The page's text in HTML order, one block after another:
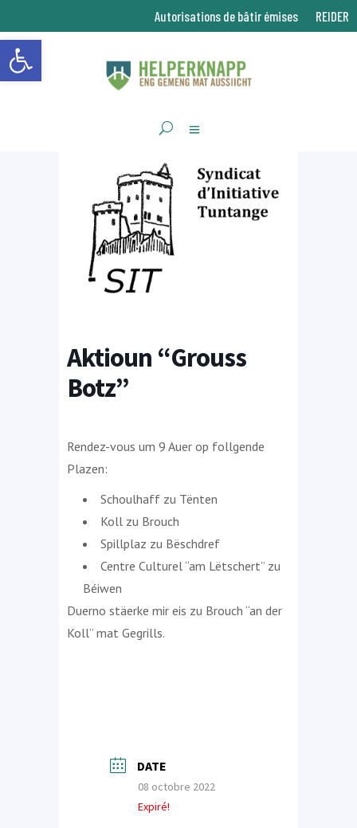
Ouvrir la barre d’outils
Autorisations de bâtir émises REIDER
Aktioun “Grouss
Botz”
Rendez-vous um 9 Auer op follgende
Plazen:
Schoulhaff zu Tënten
Koll zu Brouch
Spillplaz zu Bëschdref
Centre Culturel “am Lëtschert” zu
Béiwen
Duerno stäerke mir eis zu Brouch “an der
Koll” mat Gegrills.
DATE
08 octobre 2022
Expiré!